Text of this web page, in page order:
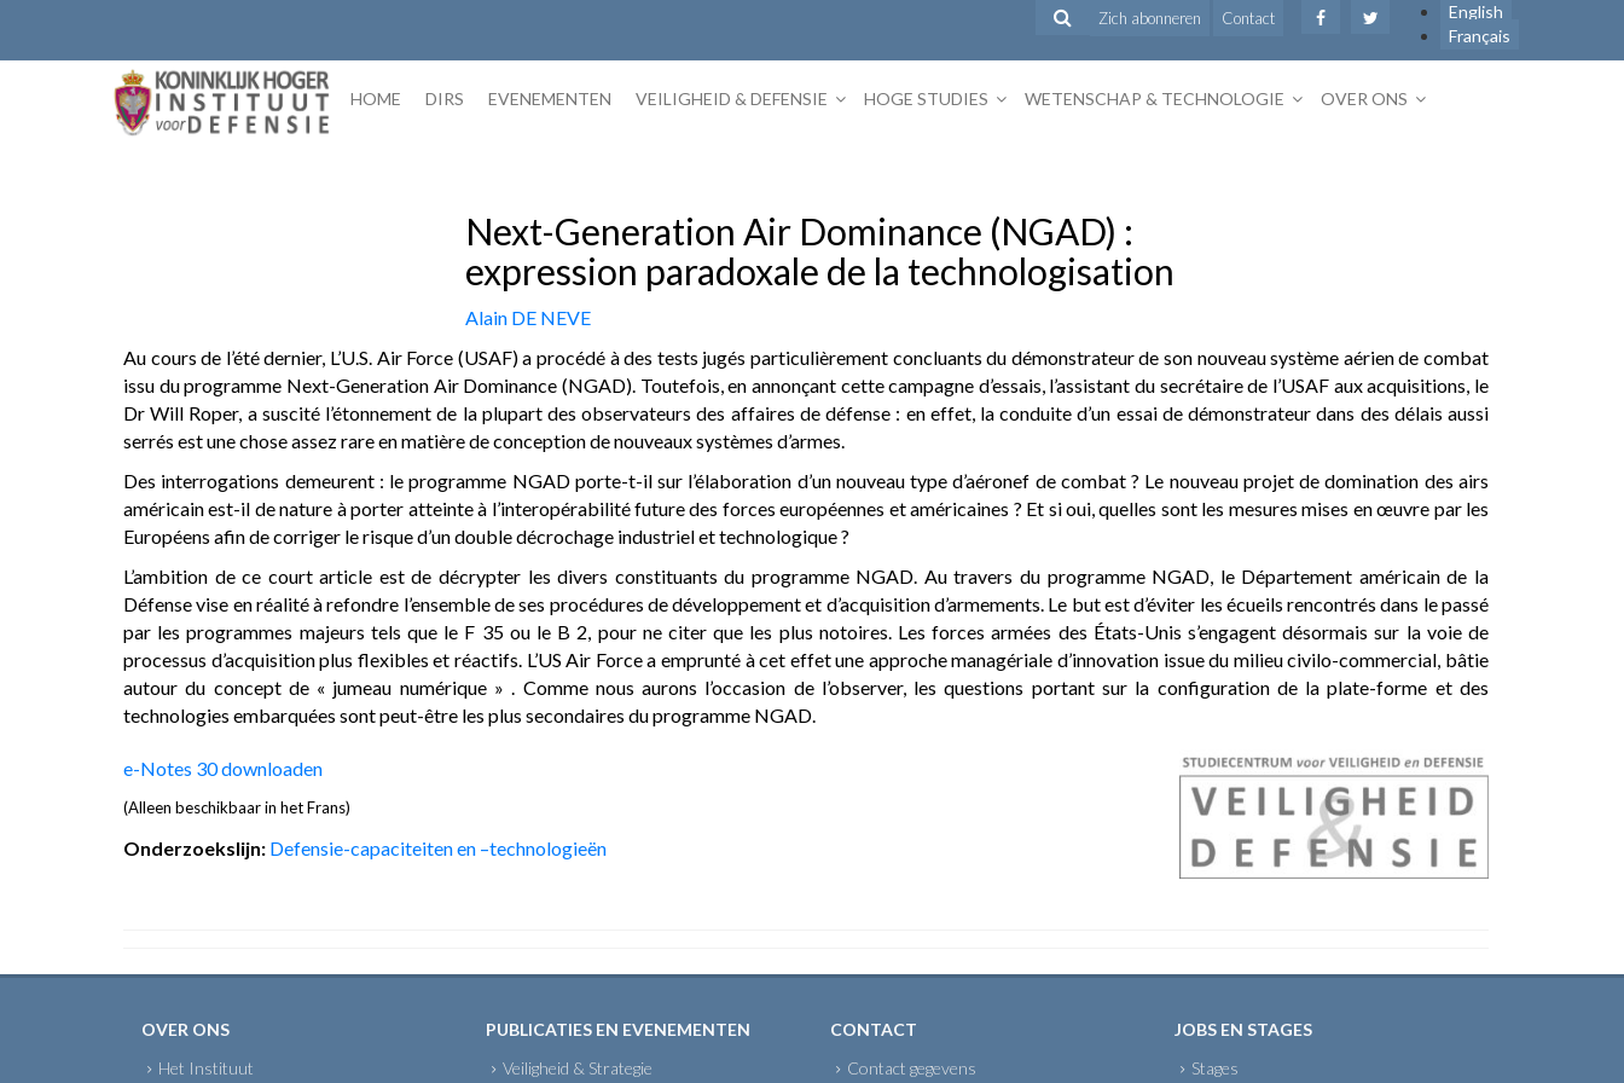
content
English
Français
Zich abonneren Contact
HOME DIRS EVENEMENTEN VEILIGHEID & DEFENSIE HOGE STUDIES WETENSCHAP & TECHNOLOGIE OVER ONS
Next-Generation Air Dominance (NGAD) :
expression paradoxale de la technologisation
Alain DE NEVE
Au cours de l’été dernier, L’U.S. Air Force (USAF) a procédé à des tests jugés particulièrement concluants du démonstrateur de son nouveau système aérien de combat
issu du programme Next-Generation Air Dominance (NGAD). Toutefois, en annonçant cette campagne d’essais, l’assistant du secrétaire de l’USAF aux acquisitions, le
Dr Will Roper, a suscité l’étonnement de la plupart des observateurs des affaires de défense : en effet, la conduite d’un essai de démonstrateur dans des délais aussi
serrés est une chose assez rare en matière de conception de nouveaux systèmes d’armes.
Des interrogations demeurent : le programme NGAD porte-t-il sur l’élaboration d’un nouveau type d’aéronef de combat ? Le nouveau projet de domination des airs
américain est-il de nature à porter atteinte à l’interopérabilité future des forces européennes et américaines ? Et si oui, quelles sont les mesures mises en œuvre par les
Européens afin de corriger le risque d’un double décrochage industriel et technologique ?
L’ambition de ce court article est de décrypter les divers constituants du programme NGAD. Au travers du programme NGAD, le Département américain de la
Défense vise en réalité à refondre l’ensemble de ses procédures de développement et d’acquisition d’armements. Le but est d’éviter les écueils rencontrés dans le passé
par les programmes majeurs tels que le F 35 ou le B 2, pour ne citer que les plus notoires. Les forces armées des États-Unis s’engagent désormais sur la voie de
processus d’acquisition plus flexibles et réactifs. L’US Air Force a emprunté à cet effet une approche managériale d’innovation issue du milieu civilo-commercial, bâtie
autour du concept de « jumeau numérique » . Comme nous aurons l’occasion de l’observer, les questions portant sur la configuration de la plate-forme et des
technologies embarquées sont peut-être les plus secondaires du programme NGAD.
e-Notes 30 downloaden
(Alleen beschikbaar in het Frans)
Onderzoekslijn: Defensie-capaciteiten en –technologieën
OVER ONS
Het Instituut
PUBLICATIES EN EVENEMENTEN
Veiligheid & Strategie
CONTACT
Contact gegevens
JOBS EN STAGES
Stages